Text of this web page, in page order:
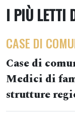
I PIÙ LETTI
CASE DI
Case di
Medici di
strutture